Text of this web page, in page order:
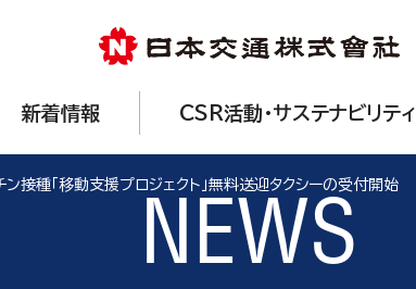
新着情報 CSR活動・サステナビリティ
ン接種「移動支援プロジェクト」無料送迎タクシーの受付開始
NEWS